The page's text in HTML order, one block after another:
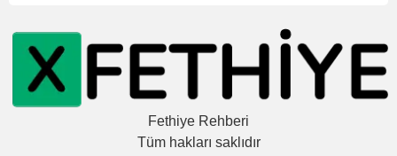
Fethiye Rehberi
Tüm hakları saklıdır